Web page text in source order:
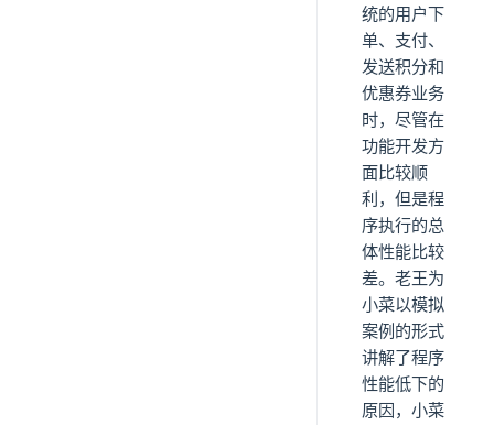
统的用户下
单、支付、
发送积分和
优惠券业务
时，尽管在
功能开发方
面比较顺
利，但是程
序执行的总
体性能比较
差。老王为
小菜以模拟
案例的形式
讲解了程序
性能低下的
原因，小菜